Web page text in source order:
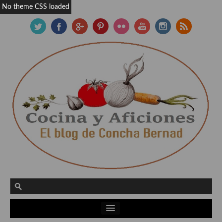
No theme CSS loaded